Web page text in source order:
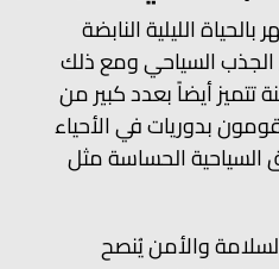
الليلية النابضة
الجذب السياحي ومع ذلك
تتميز أيضاً بعدد كبير من
بدوريات في الأحياء
السياحية الحساسة مثل
والأمن يُنصح